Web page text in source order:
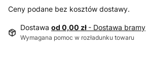
Ceny podane bez kosztów dostawy.
Dostawa od 0,00 zł - Dostawa bramy
Wymagana pomoc w rozładunku towaru